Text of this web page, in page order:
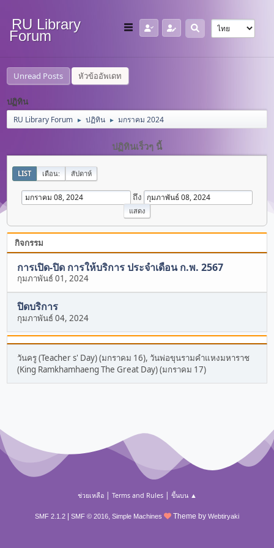
RU Library
Forum
Unread Posts หัวข้ออัพเดท
ปฏิทิน
RU Library Forum ► ปฏิทิน ► มกราคม 2024
ปฏิทินเร็วๆ นี้
LIST เดือน: สัปดาห์
ถึง
กิจกรรม
การเปิด-ปิด การให้บริการ ประจำเดือน ก.พ. 2567
กุมภาพันธ์ 01, 2024
ปิดบริการ
กุมภาพันธ์ 04, 2024
วันครู (Teacher s' Day) (มกราคม 16), วันพ่อขุนรามคำแหงมหาราช
(King Ramkhamhaeng The Great Day) (มกราคม 17)
ช่วยเหลือ| Terms and Rules| ขึ้นบน ▲
SMF 2.1.2 SMF © 2016, Simple Machines Theme by Webtiryaki